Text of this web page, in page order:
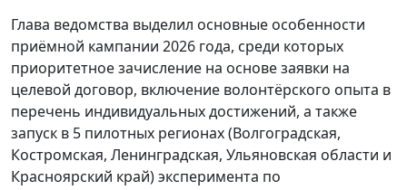
Глава ведомства выделил основные особенности
приёмной кампании 2026 года, среди которых
приоритетное зачисление на основе заявки на
целевой договор, включение волонтёрского опыта в
перечень индивидуальных достижений, а также
запуск в 5 пилотных регионах (Волгоградская,
Костромская, Ленинградская, Ульяновская области и
Красноярский край) эксперимента по